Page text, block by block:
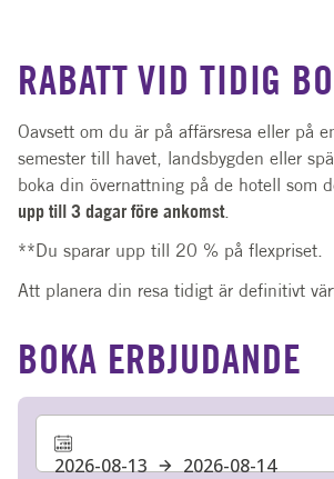
RABATT VID TIDIG
Oavsett om du är på affärsresa eller på
semester till havet, landsbygden eller
boka din övernattning på de hotell som
upp till 3 dagar före ankomst.
**Du sparar upp till 20 % på flexpriset.
Att planera din resa tidigt är definitivt
BOKA ERBJUDANDE
2026-08-13
2026-08-14